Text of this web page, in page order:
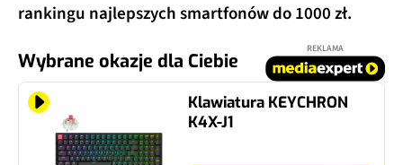
rankingu najlepszych smartfonów do 1000 zł.
Wybrane okazje dla Ciebie
REKLAMA
Klawiatura KEYCHRON
K4X-J1